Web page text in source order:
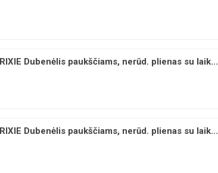
Dubenėlis paukščiams, nerūd. plienas su laik...
Dubenėlis paukščiams, nerūd. plienas su laik...